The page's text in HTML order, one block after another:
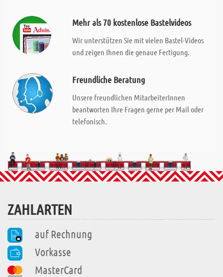
Mehr als 70 kostenlose Bastelvideos
Wir unterstützen Sie mit vielen Bastel-Videos
und zeigen Ihnen die genaue Fertigung.
Freundliche Beratung
Unsere freundlichen MitarbeiterInnen
beantworten Ihre Fragen gerne per Mail oder
telefonisch.
ZAHLARTEN
auf Rechnung
Vorkasse
MasterCard